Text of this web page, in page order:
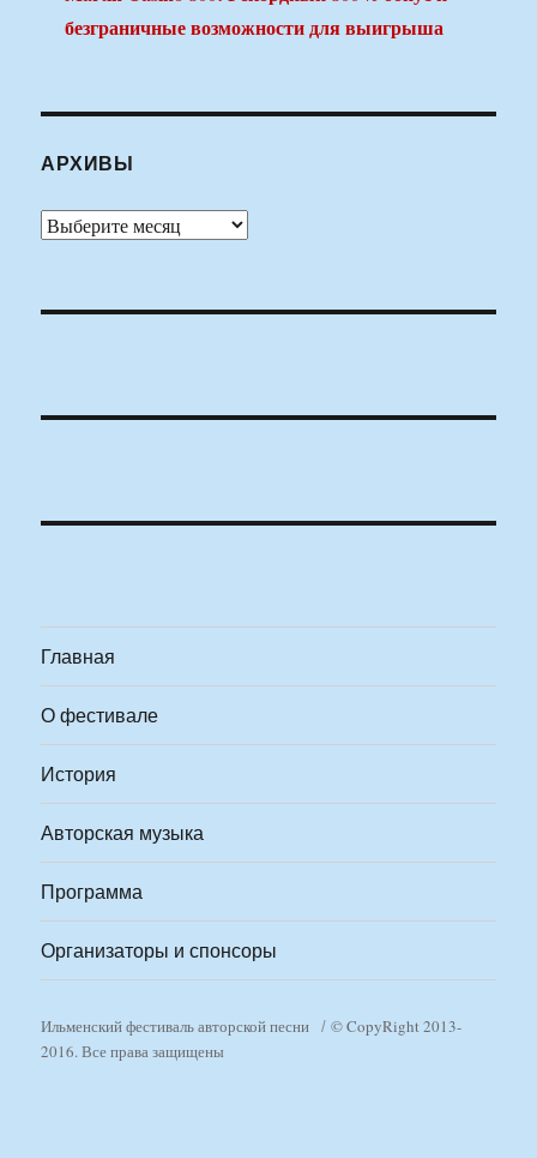
безграничные возможности для выигрыша
АРХИВЫ
Архивы
Главная
О фестивале
История
Авторская музыка
Программа
Организаторы и спонсоры
Ильменский фестиваль авторской песни
© CopyRight 2013-
2016. Все права защищены